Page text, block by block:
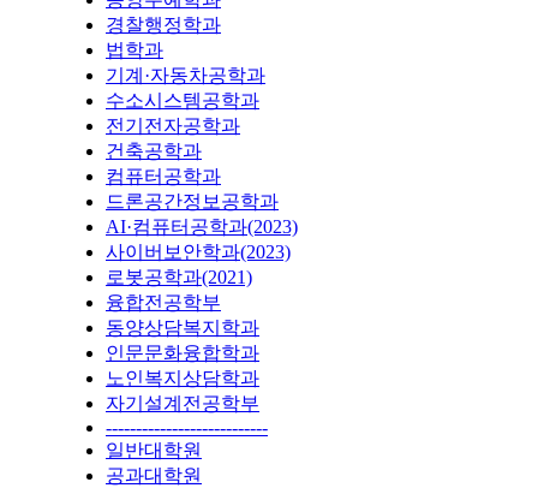
경찰행정학과
법학과
기계·자동차공학과
수소시스템공학과
전기전자공학과
건축공학과
컴퓨터공학과
드론공간정보공학과
AI·컴퓨터공학과(2023)
사이버보안학과(2023)
로봇공학과(2021)
융합전공학부
동양상담복지학과
인문문화융합학과
노인복지상담학과
자기설계전공학부
---------------------------
일반대학원
공과대학원